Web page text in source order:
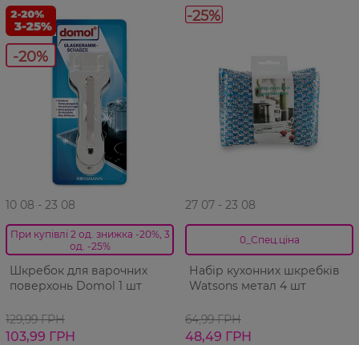
-20%
10 08 - 23 08
При купівлі 2 од. знижка -20%, 3
од. -25%
Шкребок для варочних
поверхонь Domol 1 шт
129,99 ГРН
103,99 ГРН
-25%
27 07 - 23 08
0_Спец.ціна
Набір кухонних шкребків
Watsons метал 4 шт
64,99 ГРН
48,49 ГРН